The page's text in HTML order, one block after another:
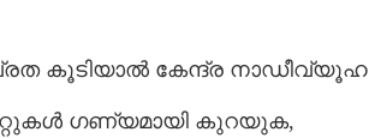
കൂടിയാൽ കേന്ദ്ര
ഗണ്യമായി കുറയുക,